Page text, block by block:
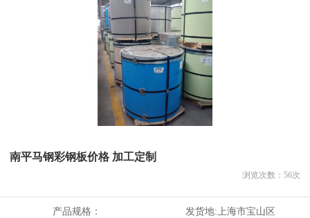
南平马钢彩钢板价格 加工定制
浏览次数： 56次
产品规格： 发货地: 上海市宝山区